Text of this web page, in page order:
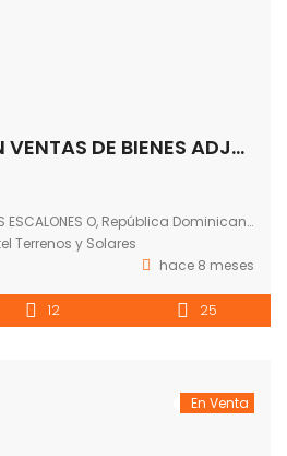
ESPECIALISTAS EN VENTAS DE BIENES ADJUDICADOS
O, República Dominicana
Terrenos y Solares
hace 8 meses
12 25
En Venta